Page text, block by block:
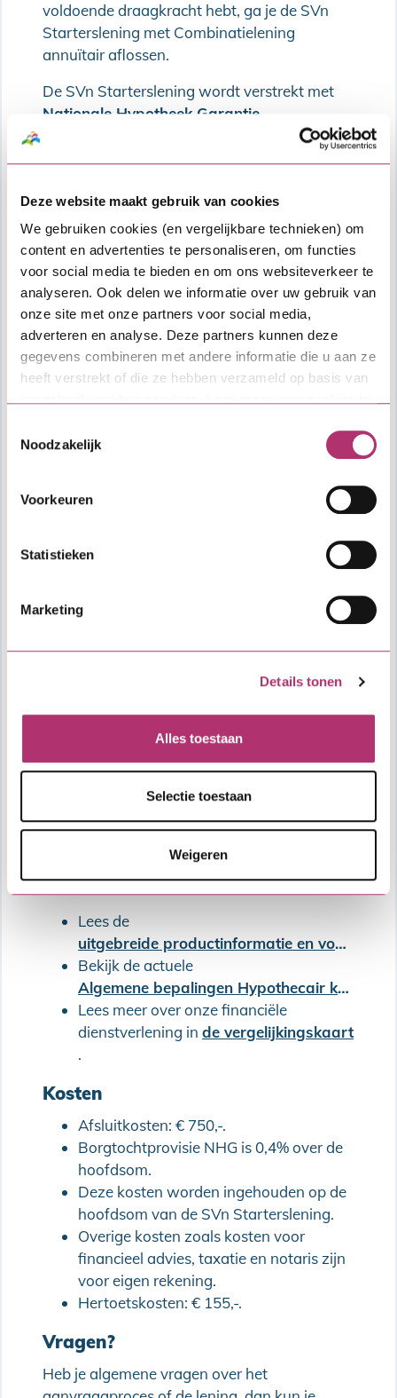
Deze website maakt gebruik van cookies
We gebruiken cookies (en vergelijkbare technieken) om
content en advertenties te personaliseren, om functies
voor social media te bieden en om ons websiteverkeer te
analyseren. Ook delen we informatie over uw gebruik van
onze site met onze partners voor social media,
adverteren en analyse. Deze partners kunnen deze
gegevens combineren met andere informatie die u aan ze
heeft verstrekt of die ze hebben verzameld op basis van
Noodzakelijk
Voorkeuren
Statistieken
Marketing
Details tonen
Alles toestaan
Selectie toestaan
Weigeren
voldoende draagkracht hebt, ga je de SVn
Starterslening met Combinatielening
annuïtair aflossen.
De SVn Starterslening wordt verstrekt met
Nationale Hypotheek Garantie
Oplopende Combinatielening
Meer informatie
Lees de
uitgebreide productinformatie en voorwaarden van de SVn Starterslening
Bekijk de actuele
Algemene bepalingen Hypothecair krediet (met Combinatielening)
Lees meer over onze financiële
dienstverlening in de vergelijkingskaart
.
Kosten
Afsluitkosten: € 750,-.
Borgtochtprovisie NHG is 0,4% over de
hoofdsom.
Deze kosten worden ingehouden op de
hoofdsom van de SVn Starterslening.
Overige kosten zoals kosten voor
financieel advies, taxatie en notaris zijn
voor eigen rekening.
Hertoetskosten: € 155,-.
Vragen?
Heb je algemene vragen over het